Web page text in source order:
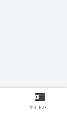
サイドバー